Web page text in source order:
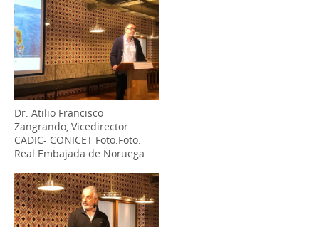
Dr. Atilio Francisco
Zangrando, Vicedirector
CADIC- CONICET Foto:Foto:
Real Embajada de Noruega